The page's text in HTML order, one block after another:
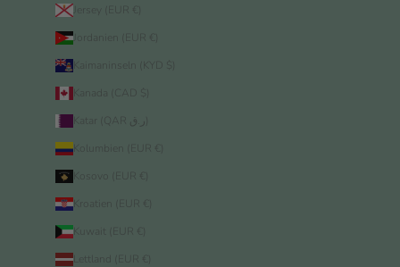
Jersey (EUR €)
Jordanien (EUR €)
Kaimaninseln (KYD $)
Kanada (CAD $)
Kolumbien (EUR €)
Kroatien (EUR €)
Kuwait (EUR €)
Lettland (EUR €)